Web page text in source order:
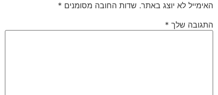
האימייל לא יוצג באתר. שדות החובה מסומנים *
התגובה שלך *